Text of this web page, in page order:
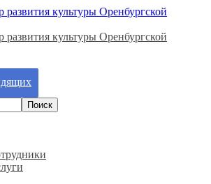
развития культуры Оренбургской
развития культуры Оренбургской